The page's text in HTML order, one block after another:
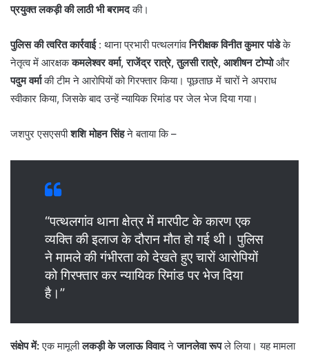
प्रयुक्त लकड़ी की लाठी भी बरामदकी।
पुलिस की त्वरित कार्रवाई: थाना प्रभारी पत्थलगांवनिरीक्षक विनीत कुमार पांडेके
नेतृत्व में आरक्षककमलेश्वर वर्मा, राजेंद्र रात्रे, तुलसी रात्रे, आशीषन टोप्पोऔर
पदुम वर्माकी टीम ने आरोपियों को गिरफ्तार किया। पूछताछ में चारों ने अपराध
स्वीकार किया, जिसके बाद उन्हें न्यायिक रिमांड पर जेल भेज दिया गया।
जशपुर एसएसपीशशि मोहन सिंहने बताया कि –
“पत्थलगांव थाना क्षेत्र में मारपीट के कारण एक
व्यक्ति की इलाज के दौरान मौत हो गई थी। पुलिस
ने मामले की गंभीरता को देखते हुए चारों आरोपियों
को गिरफ्तार कर न्यायिक रिमांड पर भेज दिया
है।”
संक्षेप में:एक मामूलीलकड़ी के जलाऊ विवादनेजानलेवा रूपले लिया। यह मामला